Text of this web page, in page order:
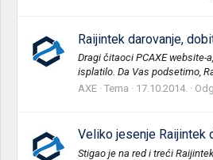
Raijintek darovanje,
Dragi čitaoci PCAXE website-
isplatilo. Da Vas podsetimo,
AXE Tema 17.10.2014.
Veliko jesenje Raijintek
Stigao je na red i treći